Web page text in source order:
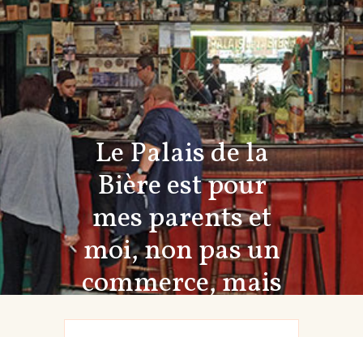
Le Palais de la
Bière est pour
mes parents et
moi, non pas un
commerce, mais
toute notre vie.